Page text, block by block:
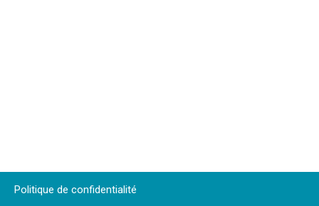
Politique de confidentialité